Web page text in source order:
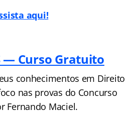
aqui!
— Curso Gratuito
conhecimentos em Direito
nas provas do Concurso
Fernando Maciel.